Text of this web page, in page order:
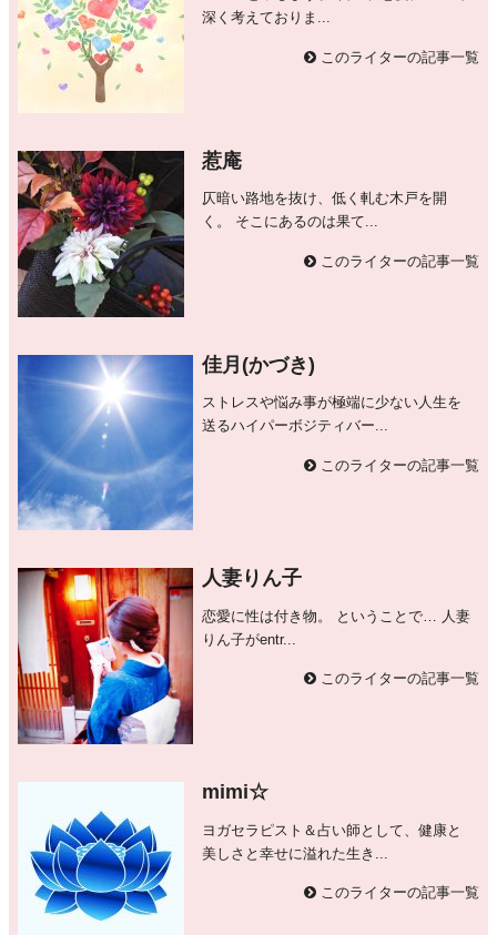
深く考えておりま...
このライターの記事一覧
惹庵
仄暗い路地を抜け、低く軋む木戸を開
く。 そこにあるのは果て...
このライターの記事一覧
佳月(かづき)
ストレスや悩み事が極端に少ない人生を
送るハイパーボジティバー...
このライターの記事一覧
人妻りん子
恋愛に性は付き物。 ということで… 人妻
りん子がentr...
このライターの記事一覧
mimi☆
ヨガセラピスト＆占い師として、健康と
美しさと幸せに溢れた生き...
このライターの記事一覧